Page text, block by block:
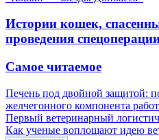
Истории кошек,
проведения
Самое читаемое
Печень под двойной защитой:
желчегонного компонента
Первый ветеринарный
Как ученые воплощают идею